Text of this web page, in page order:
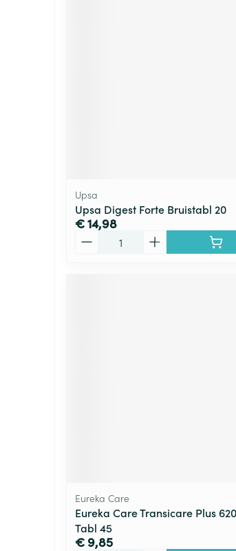
Upsa
Upsa Digest Forte Bruistabl 20
€ 14,98
Eureka Care
Eureka Care Transicare Plus
Tabl 45
€ 9,85